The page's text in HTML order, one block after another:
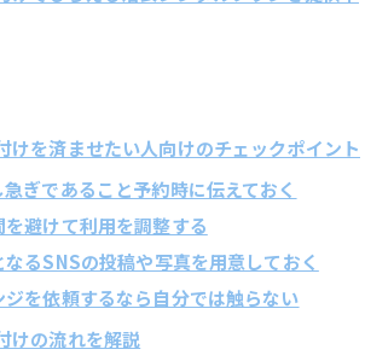
を済ませたい人向けのチェックポイント
ぎであること予約時に伝えておく
避けて利用を調整する
るSNSの投稿や写真を用意しておく
を依頼するなら自分では触らない
けの流れを解説